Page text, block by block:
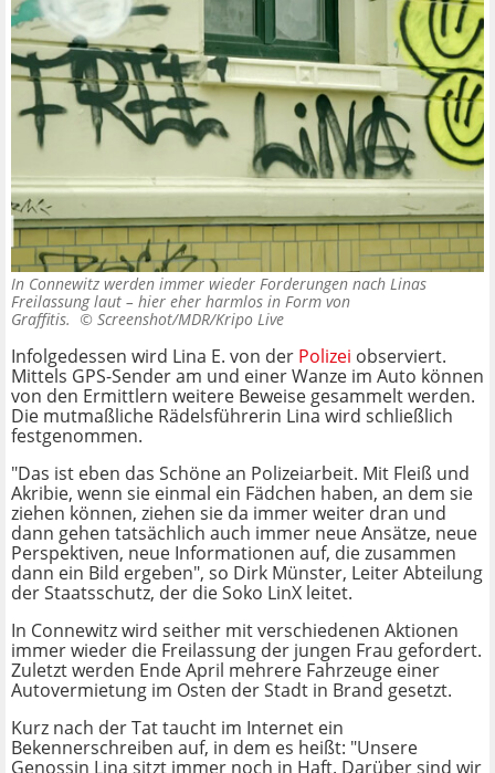
In Connewitz werden immer wieder Forderungen nach Linas
Freilassung laut – hier eher harmlos in Form von
Graffitis. © Screenshot/MDR/Kripo Live
Infolgedessen wird Lina E. von der Polizei observiert.
Mittels GPS-Sender am und einer Wanze im Auto können
von den Ermittlern weitere Beweise gesammelt werden.
Die mutmaßliche Rädelsführerin Lina wird schließlich
festgenommen.
"Das ist eben das Schöne an Polizeiarbeit. Mit Fleiß und
Akribie, wenn sie einmal ein Fädchen haben, an dem sie
ziehen können, ziehen sie da immer weiter dran und
dann gehen tatsächlich auch immer neue Ansätze, neue
Perspektiven, neue Informationen auf, die zusammen
dann ein Bild ergeben", so Dirk Münster, Leiter Abteilung
der Staatsschutz, der die Soko LinX leitet.
In Connewitz wird seither mit verschiedenen Aktionen
immer wieder die Freilassung der jungen Frau gefordert.
Zuletzt werden Ende April mehrere Fahrzeuge einer
Autovermietung im Osten der Stadt in Brand gesetzt.
Kurz nach der Tat taucht im Internet ein
Bekennerschreiben auf, in dem es heißt: "Unsere
Genossin Lina sitzt immer noch in Haft. Darüber sind wir